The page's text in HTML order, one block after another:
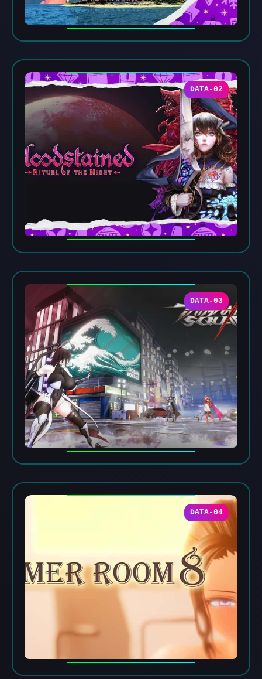
DATA-02
DATA-03
DATA-04